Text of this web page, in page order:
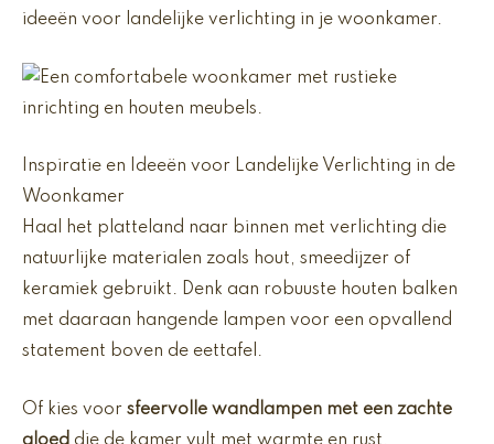
ideeën voor landelijke verlichting in je woonkamer.
Inspiratie en Ideeën voor Landelijke Verlichting in de
Woonkamer
Haal het platteland naar binnen met verlichting die
natuurlijke materialen zoals hout, smeedijzer of
keramiek gebruikt. Denk aan robuuste houten balken
met daaraan hangende lampen voor een opvallend
statement boven de eettafel.
Of kies voor sfeervolle wandlampen met een zachte
gloed die de kamer vult met warmte en rust.